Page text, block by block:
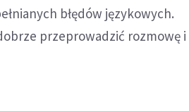
błędów językowych.
przeprowadzić rozmowę i